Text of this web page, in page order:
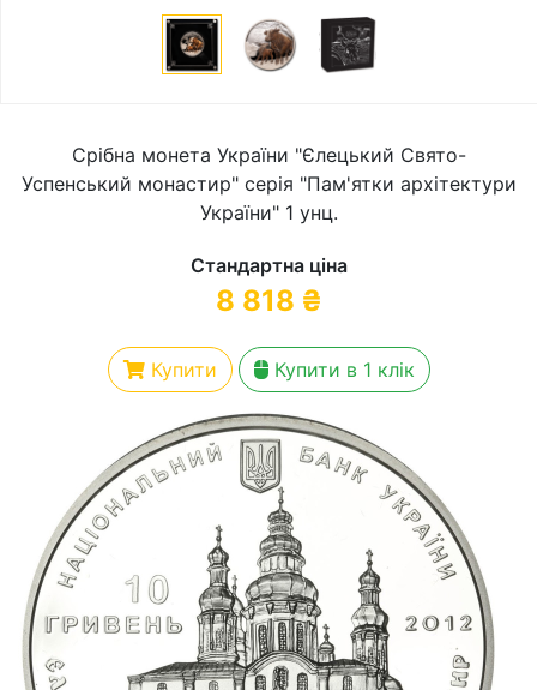
Срібна монета України "Єлецький Свято-
Успенський монастир" серія "Пам'ятки архітектури
України" 1 унц.
Стандартна ціна
8 818 ₴
Купити Купити в 1 клік